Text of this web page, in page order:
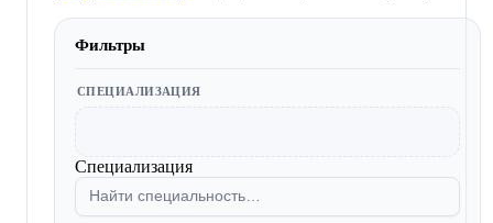
Фильтры
СПЕЦИАЛИЗАЦИЯ
Специализация